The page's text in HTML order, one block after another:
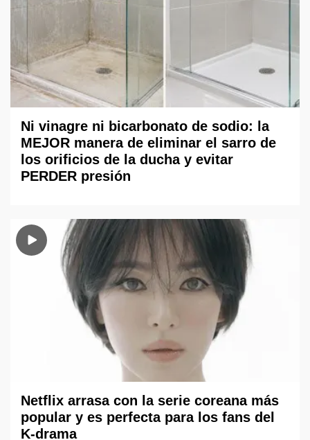
Ni vinagre ni bicarbonato de sodio: la
MEJOR manera de eliminar el sarro de
los orificios de la ducha y evitar
PERDER presión
Netflix arrasa con la serie coreana más
popular y es perfecta para los fans del
K-drama